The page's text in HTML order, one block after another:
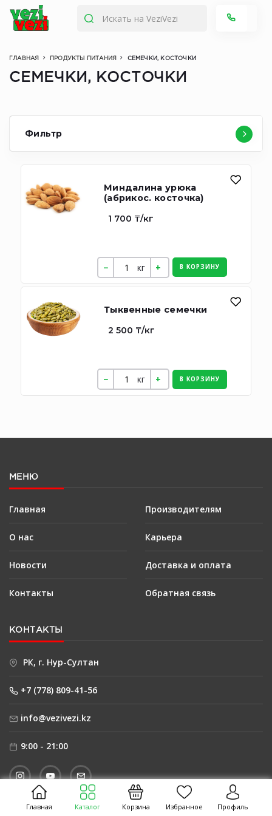
Главная Каталог Корзина Избранное Профиль
ГЛАВНАЯ ПРОДУКТЫ ПИТАНИЯ СЕМЕЧКИ, КОСТОЧКИ
СЕМЕЧКИ, КОСТОЧКИ
Фильтр
Миндалина урюка
(абрикос. косточка)
1 700 ₸/кг
кг В КОРЗИНУ
Тыквенные семечки
2 500 ₸/кг
кг В КОРЗИНУ
МЕНЮ
Главная
О нас
Новости
Контакты
Производителям
Карьера
Доставка и оплата
Обратная связь
КОНТАКТЫ
РК, г. Нур-Султан
+7 (778) 809-41-56
info@vezivezi.kz
9:00 - 21:00